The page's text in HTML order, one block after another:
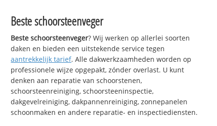
Beste schoorsteenveger
Beste schoorsteenveger? Wij werken op allerlei soorten
daken en bieden een uitstekende service tegen
aantrekkelijk tarief. Alle dakwerkzaamheden worden op
professionele wijze opgepakt, zónder overlast. U kunt
denken aan reparatie van schoorstenen,
schoorsteenreiniging, schoorsteeninspectie,
dakgevelreiniging, dakpannenreiniging, zonnepanelen
schoonmaken en andere reparatie- en inspectiediensten.